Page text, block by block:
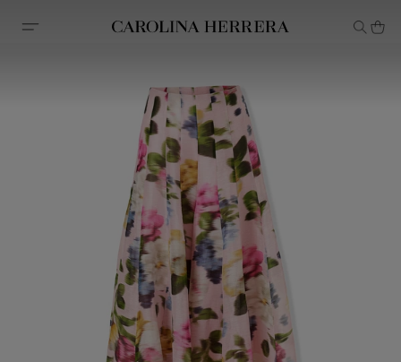
Declaração de acessibilidade